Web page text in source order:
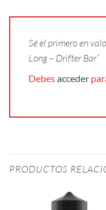
Sé el primero en
Long – Drifter Bar”
Debesacceder
PRODUCTOS